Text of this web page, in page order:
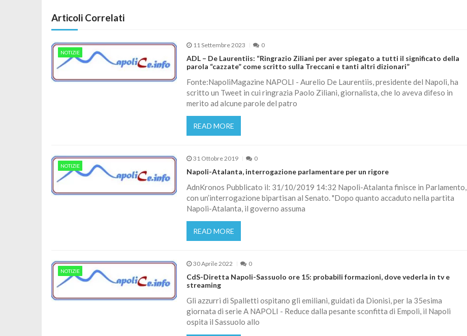
Articoli Correlati
NOTIZIE
11 Settembre 2023 0
ADL – De Laurentiis: “Ringrazio Ziliani per aver spiegato a tutti il significato della
parola “cazzate” come scritto sulla Treccani e tanti altri dizionari”
Fonte:NapoliMagazine NAPOLI - Aurelio De Laurentiis, presidente del Napoli, ha
scritto un Tweet in cui ringrazia Paolo Ziliani, giornalista, che lo aveva difeso in
merito ad alcune parole del patro
READ MORE
NOTIZIE
31 Ottobre 2019 0
Napoli-Atalanta, interrogazione parlamentare per un rigore
AdnKronos Pubblicato il: 31/10/2019 14:32 Napoli-Atalanta finisce in Parlamento,
con un’interrogazione bipartisan al Senato. "Dopo quanto accaduto nella partita
Napoli-Atalanta, il governo assuma
READ MORE
NOTIZIE
30 Aprile 2022 0
CdS-Diretta Napoli-Sassuolo ore 15: probabili formazioni, dove vederla in tv e
streaming
Gli azzurri di Spalletti ospitano gli emiliani, guidati da Dionisi, per la 35esima
giornata di serie A NAPOLI - Reduce dalla pesante sconfitta di Empoli, il Napoli
ospita il Sassuolo allo